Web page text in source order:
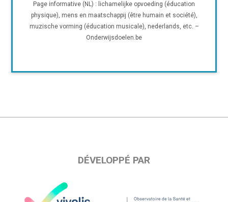
Page informative (NL) : lichamelijke opvoeding (éducation
physique), mens en maatschappij (être humain et société),
muzische vorming (éducation musicale), nederlands, etc. –
Onderwijsdoelen.be
DÉVELOPPÉ PAR